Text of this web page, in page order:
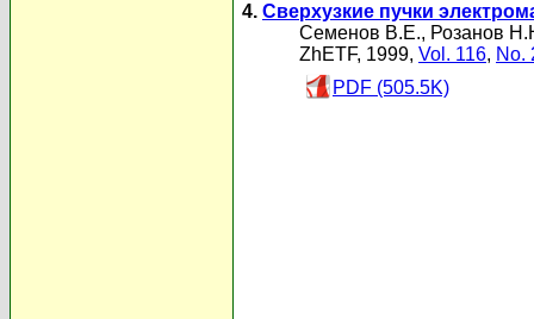
4. Сверхузкие пучки
Семенов В.Е., Розанов
ZhETF, 1999, Vol. 116, No.
PDF (505.5K)